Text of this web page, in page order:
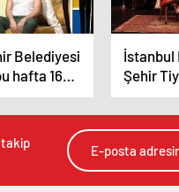
Belediyesi
hafta 16
İstanbul
Şehir
oyunla
çıkıyor.
takip